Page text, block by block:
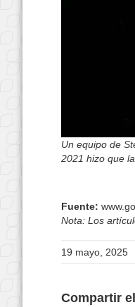
Un equipo de
2021 hizo que
Fuente:
Nota: Los
19 mayo, 2025
Compartir